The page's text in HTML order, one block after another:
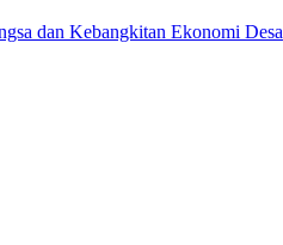
dan Kebangkitan Ekonomi Desa